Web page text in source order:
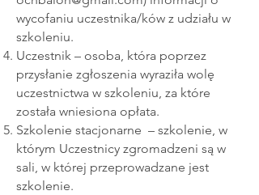
wycofaniu uczestnika/ków z udziału w
szkoleniu.
Uczestnik – osoba, która poprzez
przysłanie zgłoszenia wyraziła wolę
uczestnictwa w szkoleniu, za które
została wniesiona opłata.
Szkolenie stacjonarne – szkolenie, w
którym Uczestnicy zgromadzeni są w
sali, w której przeprowadzane jest
szkolenie.